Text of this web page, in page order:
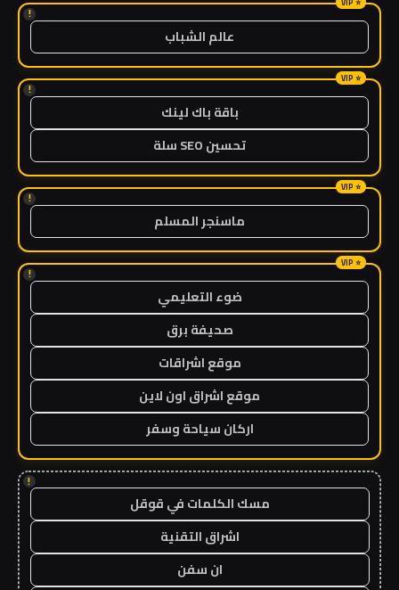
!
عالم الشباب
!
باقة باك لينك
تحسين SEO سلة
!
ماسنجر المسلم
!
ضوء التعليمي
صحيفة برق
موقع اشراقات
موقع اشراق اون لاين
اركان سياحة وسفر
!
مسك الكلمات في قوقل
اشراق التقنية
ان سفن